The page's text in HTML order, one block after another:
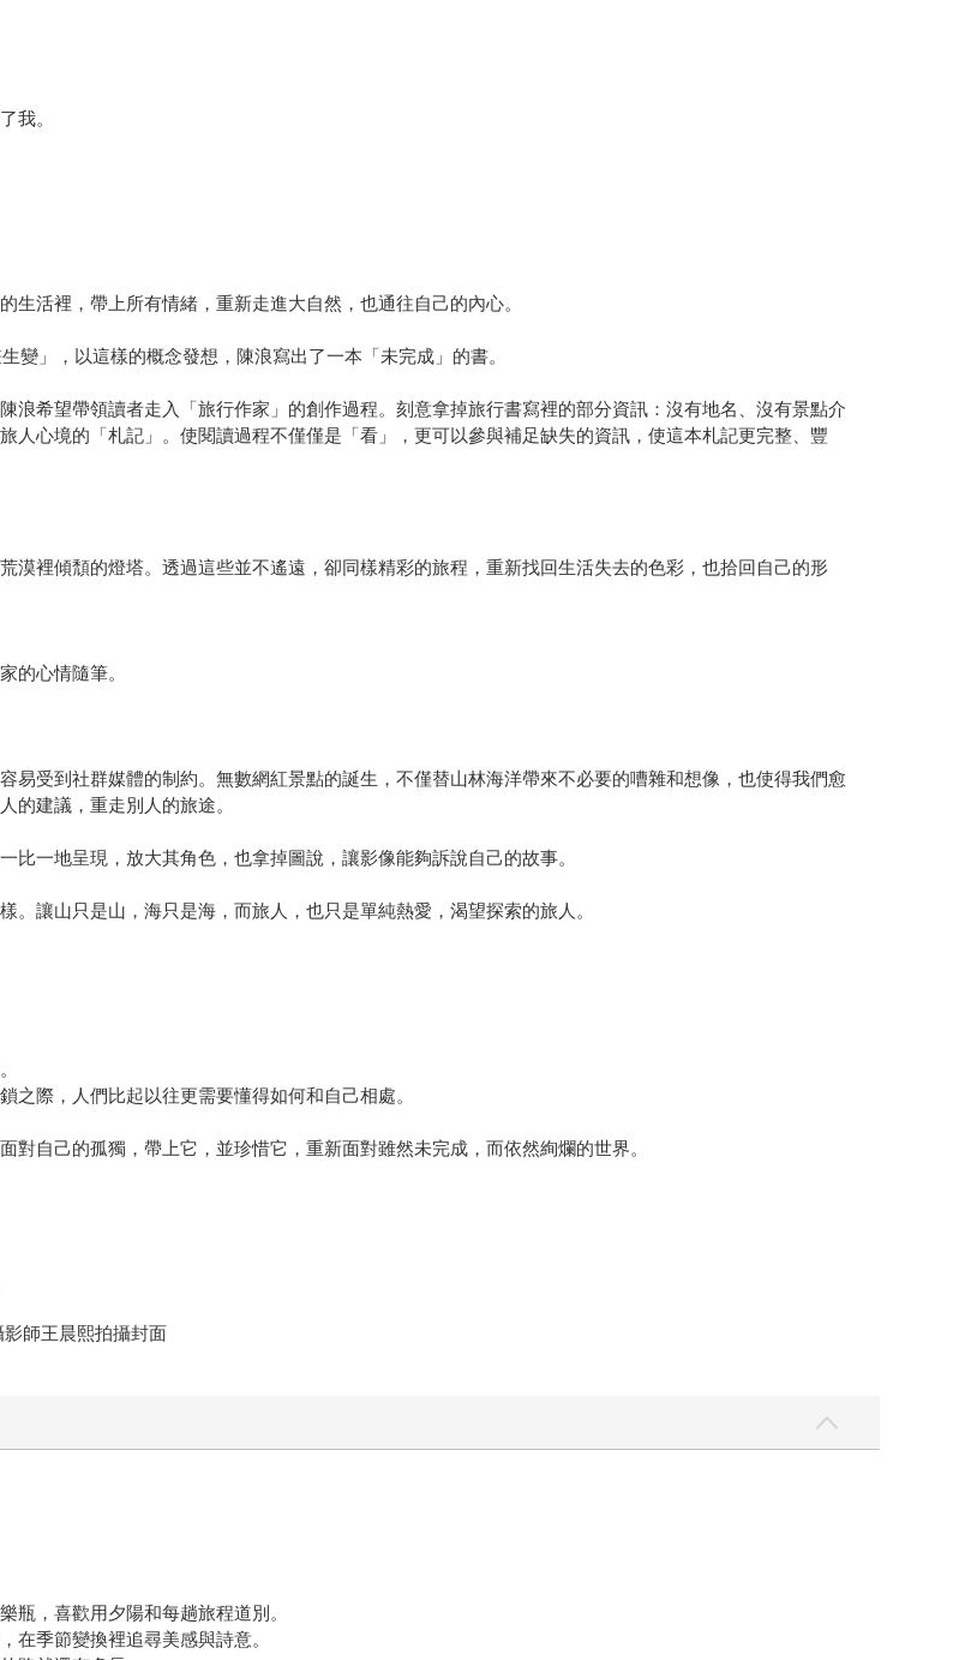
我。
活裡，帶上所有情緒，重新走進大自然，也通往自己的內心。
變」，以這樣的概念發想，陳浪寫出了一本「未完成」的書。
浪希望帶領讀者走入「旅行作家」的創作過程。刻意拿掉旅行書寫裡的部分資訊：沒有地名、沒有景點介
人心境的「札記」。使閱讀過程不僅僅是「看」，更可以參與補足缺失的資訊，使這本札記更完整、豐
漠裡傾頹的燈塔。透過這些並不遙遠，卻同樣精彩的旅程，重新找回生活失去的色彩，也拾回自己的形
的心情隨筆。
易受到社群媒體的制約。無數網紅景點的誕生，不僅替山林海洋帶來不必要的嘈雜和想像，也使得我們愈
的建議，重走別人的旅途。
一地呈現，放大其角色，也拿掉圖說，讓影像能夠訴說自己的故事。
讓山只是山，海只是海，而旅人，也只是單純熱愛，渴望探索的旅人。
際，人們比起以往更需要懂得如何和自己相處。
自己的孤獨，帶上它，並珍惜它，重新面對雖然未完成，而依然絢爛的世界。
師王晨熙拍攝封面
瓶，喜歡用夕陽和每趟旅程道別。
在季節變換裡追尋美感與詩意。